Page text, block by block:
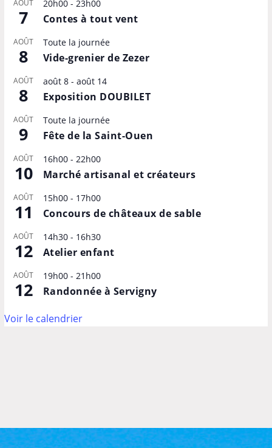
AOÛT
7
20h00- 23h00
Contes à tout vent
AOÛT
8
Toute la journée
Vide-grenier de Zezer
AOÛT
8
août 8- août 14
Exposition DOUBILET
AOÛT
9
Toute la journée
Fête de la Saint-Ouen
AOÛT
10
16h00- 22h00
Marché artisanal et créateurs
AOÛT
11
15h00- 17h00
Concours de châteaux de sable
AOÛT
12
14h30- 16h30
Atelier enfant
AOÛT
12
19h00- 21h00
Randonnée à Servigny
Voir le calendrier